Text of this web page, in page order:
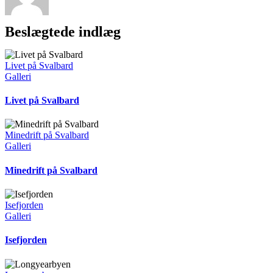
Beslægtede indlæg
Livet på Svalbard
Galleri
Livet på Svalbard
Minedrift på Svalbard
Galleri
Minedrift på Svalbard
Isefjorden
Galleri
Isefjorden